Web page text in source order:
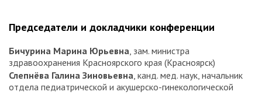
Председатели и докладчики конференции
Бичурина Марина Юрьевна , зам. министра
здравоохранения Красноярского края (Красноярск)
Слепнёва Галина Зиновьевна , канд. мед. наук, начальник
отдела педиатрической и акушерско-гинекологической